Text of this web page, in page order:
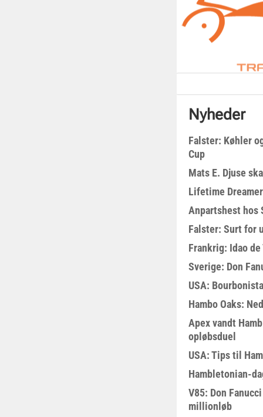
Nyheder
Falster: Køhler
Cup
Mats E. Djuse
Lifetime
Anpartshest hos
Falster: Surt for
Frankrig: Idao
Sverige: Don
USA:
Hambo Oaks:
Apex vandt
opløbsduel
USA: Tips til
Hambletonian-
V85: Don
millionløb